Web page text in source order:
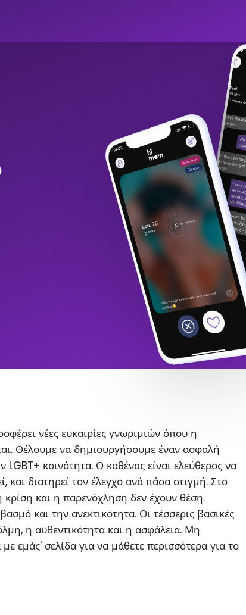
νέες ευκαιρίες γνωριμιών όπου η
Θέλουμε να δημιουργήσουμε έναν ασφαλή
κοινότητα. Ο καθένας είναι ελεύθερος να
και διατηρεί τον έλεγχο ανά πάσα στιγμή. Στο
κρίση και η παρενόχληση δεν έχουν θέση.
και την ανεκτικότητα. Οι τέσσερις βασικές
η αυθεντικότητα και η ασφάλεια. Μη
με εμάς' σελίδα για να μάθετε περισσότερα για το